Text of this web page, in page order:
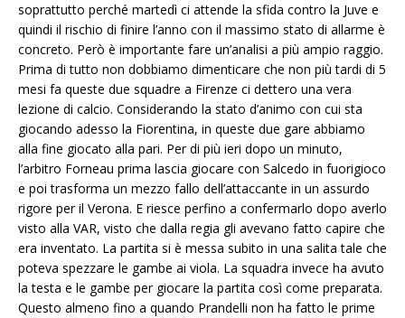
soprattutto perché martedì ci attende la sfida contro la Juve e
quindi il rischio di finire l’anno con il massimo stato di allarme è
concreto. Però è importante fare un’analisi a più ampio raggio.
Prima di tutto non dobbiamo dimenticare che non più tardi di 5
mesi fa queste due squadre a Firenze ci dettero una vera
lezione di calcio. Considerando la stato d’animo con cui sta
giocando adesso la Fiorentina, in queste due gare abbiamo
alla fine giocato alla pari. Per di più ieri dopo un minuto,
l’arbitro Forneau prima lascia giocare con Salcedo in fuorigioco
e poi trasforma un mezzo fallo dell’attaccante in un assurdo
rigore per il Verona. E riesce perfino a confermarlo dopo averlo
visto alla VAR, visto che dalla regia gli avevano fatto capire che
era inventato. La partita si è messa subito in una salita tale che
poteva spezzare le gambe ai viola. La squadra invece ha avuto
la testa e le gambe per giocare la partita così come preparata.
Questo almeno fino a quando Prandelli non ha fatto le prime